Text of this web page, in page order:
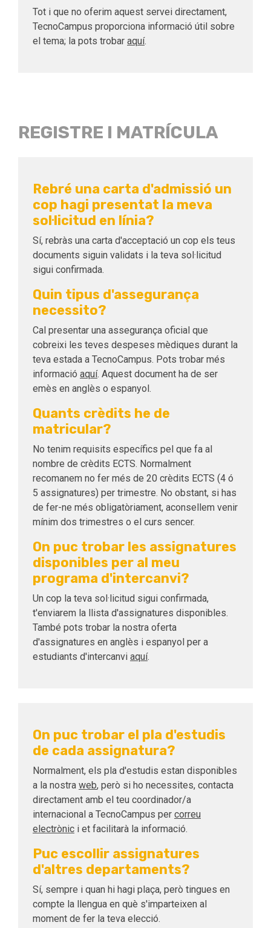
Tot i que no oferim aquest servei directament,
TecnoCampus proporciona informació útil sobre
el tema; la pots trobar aquí.
REGISTRE I MATRÍCULA
Rebré una carta d'admissió un
cop hagi presentat la meva
sol·licitud en línia?
Sí, rebràs una carta d'acceptació un cop els teus
documents siguin validats i la teva sol·licitud
sigui confirmada.
Quin tipus d'assegurança
necessito?
Cal presentar una assegurança oficial que
cobreixi les teves despeses mèdiques durant la
teva estada a TecnoCampus. Pots trobar més
informació aquí. Aquest document ha de ser
emès en anglès o espanyol.
Quants crèdits he de
matricular?
No tenim requisits específics pel que fa al
nombre de crèdits ECTS. Normalment
recomanem no fer més de 20 crèdits ECTS (4 ó
5 assignatures) per trimestre. No obstant, si has
de fer-ne més obligatòriament, aconsellem venir
mínim dos trimestres o el curs sencer.
On puc trobar les assignatures
disponibles per al meu
programa d'intercanvi?
Un cop la teva sol·licitud sigui confirmada,
t'enviarem la llista d'assignatures disponibles.
També pots trobar la nostra oferta
d'assignatures en anglès i espanyol per a
estudiants d'intercanvi aquí.
On puc trobar el pla d'estudis
de cada assignatura?
Normalment, els pla d'estudis estan disponibles
a la nostra web, però si ho necessites, contacta
directament amb el teu coordinador/a
internacional a TecnoCampus per correu
electrònic i et facilitarà la informació.
Puc escollir assignatures
d'altres departaments?
Sí, sempre i quan hi hagi plaça, però tingues en
compte la llengua en què s'imparteixen al
moment de fer la teva elecció.